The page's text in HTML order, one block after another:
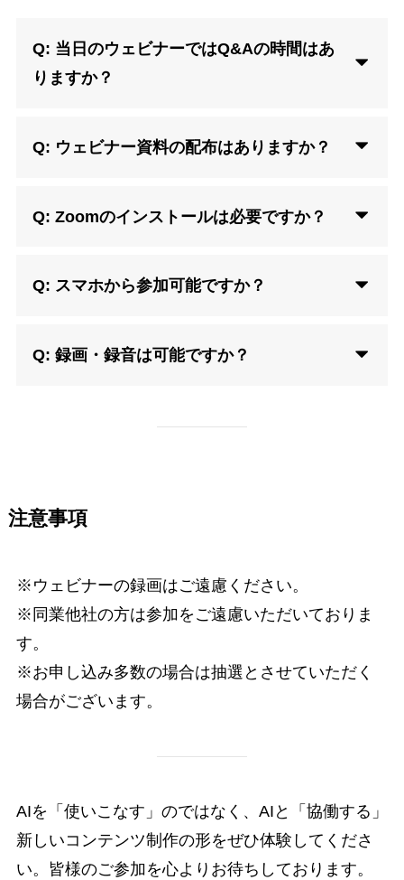
Q: 当日のウェビナーではQ&Aの時間はあ
りますか？
Q: ウェビナー資料の配布はありますか？
Q: Zoomのインストールは必要ですか？
Q: スマホから参加可能ですか？
Q: 録画・録音は可能ですか？
注意事項
※ウェビナーの録画はご遠慮ください。
※同業他社の方は参加をご遠慮いただいておりま
す。
※お申し込み多数の場合は抽選とさせていただく
場合がございます。
AIを「使いこなす」のではなく、AIと「協働する」
新しいコンテンツ制作の形をぜひ体験してくださ
い。皆様のご参加を心よりお待ちしております。